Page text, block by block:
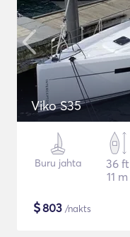
Viko S35
Buru jahta
36 ft
11 m
$803 /nakts